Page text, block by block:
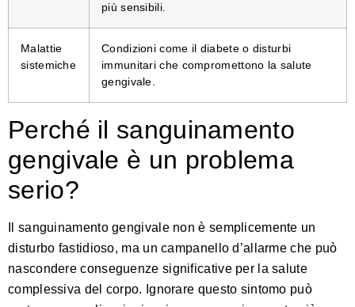
più sensibili.
Malattie
sistemiche
Condizioni come il diabete o disturbi
immunitari che compromettono la salute
gengivale.
Perché il sanguinamento
gengivale è un problema
serio?
Il sanguinamento gengivale non è semplicemente un
disturbo fastidioso, ma un campanello d’allarme che può
nascondere conseguenze significative per la salute
complessiva del corpo. Ignorare questo sintomo può